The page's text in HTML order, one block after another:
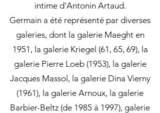
intime d'Antonin Artaud.
Germain a été représenté par diverses
galeries, dont la galerie Maeght en
1951, la galerie Kriegel (61, 65, 69), la
galerie Pierre Loeb (1953), la galerie
Jacques Massol, la galerie Dina Vierny
(1961), la galerie Arnoux, la galerie
Barbier-Beltz (de 1985 à 1997), galerie